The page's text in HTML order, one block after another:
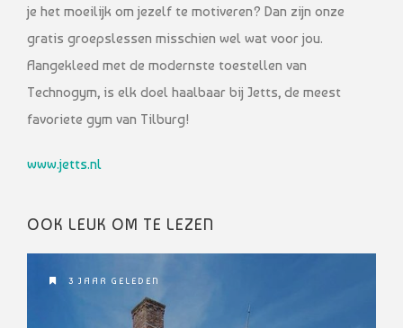
je het moeilijk om jezelf te motiveren? Dan zijn onze
gratis groepslessen misschien wel wat voor jou.
Aangekleed met de modernste toestellen van
Technogym, is elk doel haalbaar bij Jetts, de meest
favoriete gym van Tilburg!
www.jetts.nl
OOK LEUK OM TE LEZEN
3 JAAR GELEDEN